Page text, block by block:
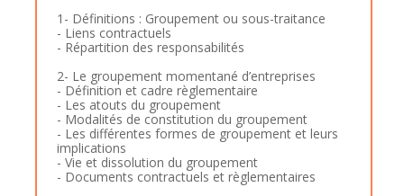
1- Définitions : Groupement ou sous-traitance
- Liens contractuels
- Répartition des responsabilités
2- Le groupement momentané d’entreprises
- Définition et cadre règlementaire
- Les atouts du groupement
- Modalités de constitution du groupement
- Les différentes formes de groupement et leurs
implications
- Vie et dissolution du groupement
- Documents contractuels et règlementaires